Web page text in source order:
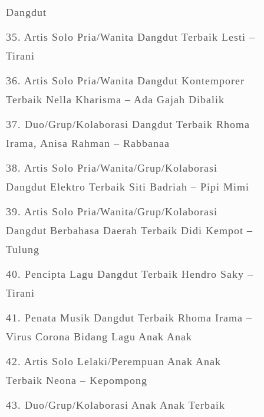
Dangdut
35. Artis Solo Pria/Wanita Dangdut Terbaik Lesti –
Tirani
36. Artis Solo Pria/Wanita Dangdut Kontemporer
Terbaik Nella Kharisma – Ada Gajah Dibalik
37. Duo/Grup/Kolaborasi Dangdut Terbaik Rhoma
Irama, Anisa Rahman – Rabbanaa
38. Artis Solo Pria/Wanita/Grup/Kolaborasi
Dangdut Elektro Terbaik Siti Badriah – Pipi Mimi
39. Artis Solo Pria/Wanita/Grup/Kolaborasi
Dangdut Berbahasa Daerah Terbaik Didi Kempot –
Tulung
40. Pencipta Lagu Dangdut Terbaik Hendro Saky –
Tirani
41. Penata Musik Dangdut Terbaik Rhoma Irama –
Virus Corona Bidang Lagu Anak Anak
42. Artis Solo Lelaki/Perempuan Anak Anak
Terbaik Neona – Kepompong
43. Duo/Grup/Kolaborasi Anak Anak Terbaik